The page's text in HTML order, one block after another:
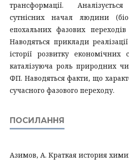
трансформації.
сутнісних начал людини
епохальних фазових переходів
Наводяться приклади
історії розвитку економічних
каталізуюча роль природних
ФП. Наводяться факти, що
сучасного фазового переходу.
ПОСИЛАННЯ
Азимов, А. Краткая история